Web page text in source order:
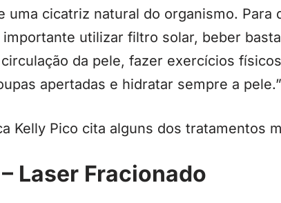
uma cicatriz natural do organismo.
utilizar filtro solar, beber
da pele, fazer exercícios
apertadas e hidratar sempre a pele.”
Kelly Pico cita alguns dos tratamentos
Laser Fracionado